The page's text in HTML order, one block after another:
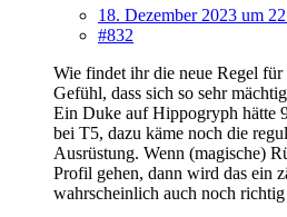
18. Dezember 2023 um
#832
Wie findet ihr die neue Regel für
Gefühl, dass sich so sehr
Ein Duke auf Hippogryph hätte
bei T5, dazu käme noch die
Ausrüstung. Wenn (magische)
Profil gehen, dann wird das ein
wahrscheinlich auch noch